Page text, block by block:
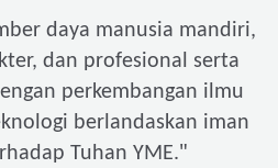
daya manusia mandiri,
dan profesional serta
perkembangan ilmu
berlandaskan iman
Tuhan YME."